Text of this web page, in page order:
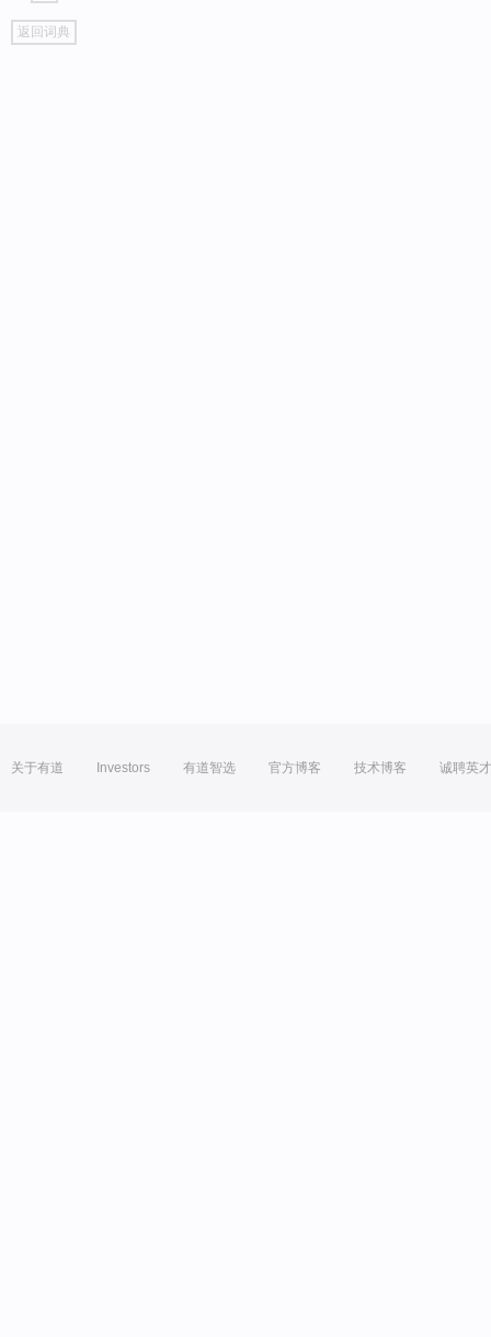
go
top
返回词典
关于有道 Investors 有道智选 官方博客 技术博客 诚聘英才